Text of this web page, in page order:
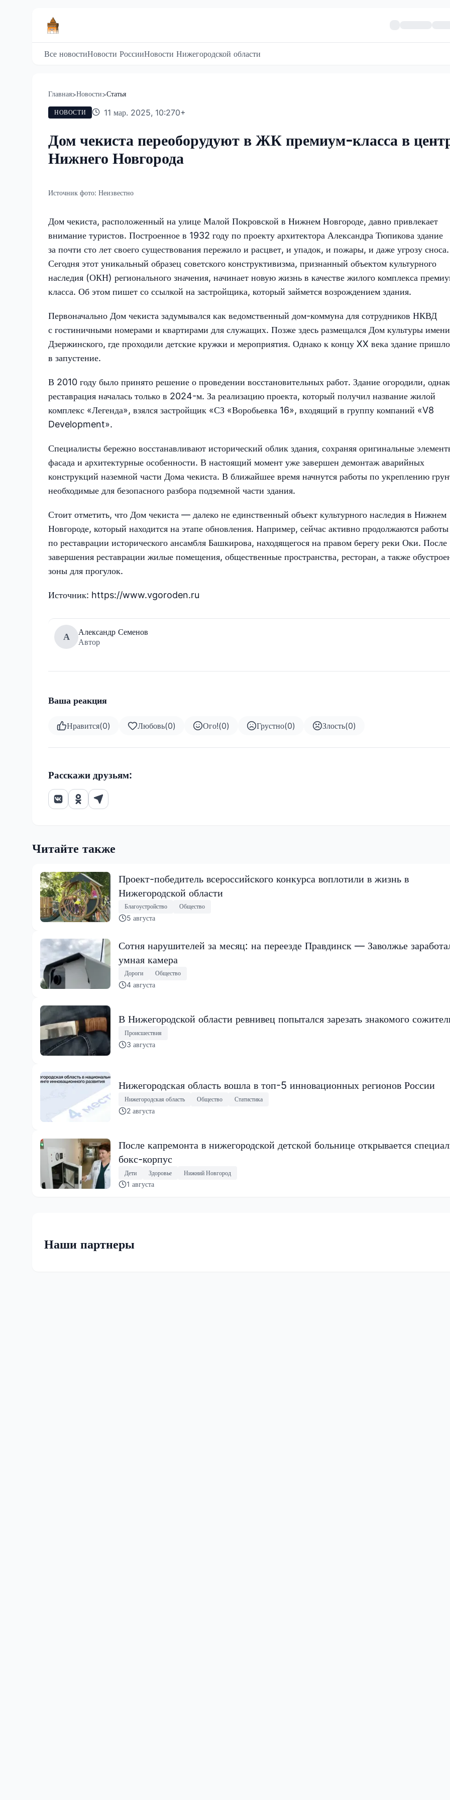
Все новостиНовости РоссииНовости Нижегородской области
Главная>Новости>Статья
НОВОСТИ 11 мар. 2025, 10:270+
Дом чекиста переоборудуют в ЖК премиум-класса в
Нижнего Новгорода
Источник фото: Неизвестно
Дом чекиста, расположенный на улице Малой Покровской в Нижнем Новгороде, давно привлекает
внимание туристов. Построенное в 1932 году по проекту архитектора Александра Тюпикова здание
за почти сто лет своего существования пережило и расцвет, и упадок, и пожары, и даже угрозу сноса.
Сегодня этот уникальный образец советского конструктивизма, признанный объектом культурного
наследия (ОКН) регионального значения, начинает новую жизнь в качестве жилого комплекса
класса. Об этом пишет со ссылкой на застройщика, который займется возрождением здания.
Первоначально Дом чекиста задумывался как ведомственный дом-коммуна для сотрудников НКВД
с гостиничными номерами и квартирами для служащих. Позже здесь размещался Дом культуры имени
Дзержинского, где проходили детские кружки и мероприятия. Однако к концу XX века здание пришло
в запустение.
В 2010 году было принято решение о проведении восстановительных работ. Здание огородили,
реставрация началась только в 2024-м. За реализацию проекта, который получил название жилой
комплекс «Легенда», взялся застройщик «СЗ «Воробьевка 16», входящий в группу компаний «V8
Development».
Специалисты бережно восстанавливают исторический облик здания, сохраняя оригинальные
фасада и архитектурные особенности. В настоящий момент уже завершен демонтаж аварийных
конструкций наземной части Дома чекиста. В ближайшее время начнутся работы по укреплению
необходимые для безопасного разбора подземной части здания.
Стоит отметить, что Дом чекиста — далеко не единственный объект культурного наследия в Нижнем
Новгороде, который находится на этапе обновления. Например, сейчас активно продолжаются работы
по реставрации исторического ансамбля Башкирова, находящегося на правом берегу реки Оки. После
завершения реставрации жилые помещения, общественные пространства, ресторан, а также
зоны для прогулок.
Источник: https://www.vgoroden.ru
А
Александр Семенов
Автор
Ваша реакция
Нравится(0) Любовь(0) Ого!(0) Грустно(0) Злость(0)
Расскажи друзьям:
Читайте также
Проект-победитель всероссийского конкурса воплотили в жизнь в
Нижегородской области
Благоустройство Общество
5 августа
Сотня нарушителей за месяц: на переезде Правдинск — Заволжье
умная камера
Дороги Общество
4 августа
В Нижегородской области ревнивец попытался зарезать знакомого
Происшествия
3 августа
Нижегородская область вошла в топ-5 инновационных регионов России
Нижегородская область Общество Статистика
2 августа
После капремонта в нижегородской детской больнице открывается
бокс-корпус
Дети Здоровье Нижний Новгород
1 августа
Наши партнеры